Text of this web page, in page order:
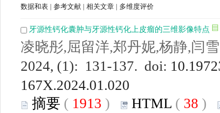
数据和表 参考文献 相关文章 多维度评价
牙源性钙化囊肿与牙源性钙化上皮瘤的三维影像特点
凌晓彤,屈留洋,郑丹妮,杨静,闫
2024, (1): 131-137. doi:
167X.2024.01.020
摘要 ( 1913 ) HTML ( 38 )